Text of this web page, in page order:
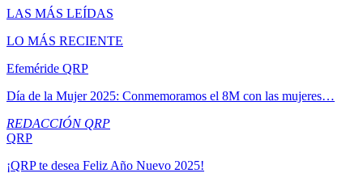
LAS MÁS LEÍDAS
LO MÁS RECIENTE
Efeméride QRP
Día de la Mujer 2025: Conmemoramos el 8M con las mujeres…
REDACCIÓN QRP
QRP
¡QRP te desea Feliz Año Nuevo 2025!